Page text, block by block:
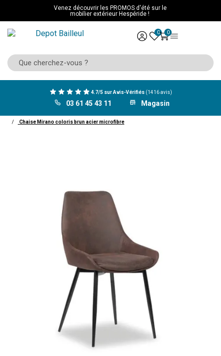
Venez découvrir les PROMOS d'été sur le
mobilier extérieur Hespéride !
0 0
4.7/5 sur Avis-Vérifiés (1416 avis)
03 61 45 43 11 Magasin
Chaise Mirano coloris brun acier microfibre